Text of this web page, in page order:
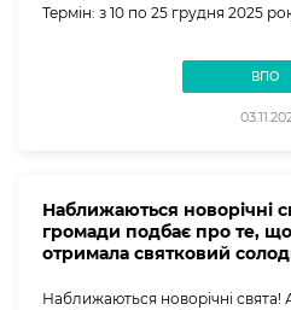
Термін: з 10 по 25 грудня 2025
ВПО
Наближаються новорічні
громади подбає про те,
отримала святковий
Наближаються новорічні свята!